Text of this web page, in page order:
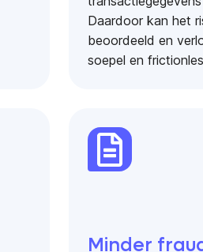
Daardoor kan het
beoordeeld en
soepel en
Minder